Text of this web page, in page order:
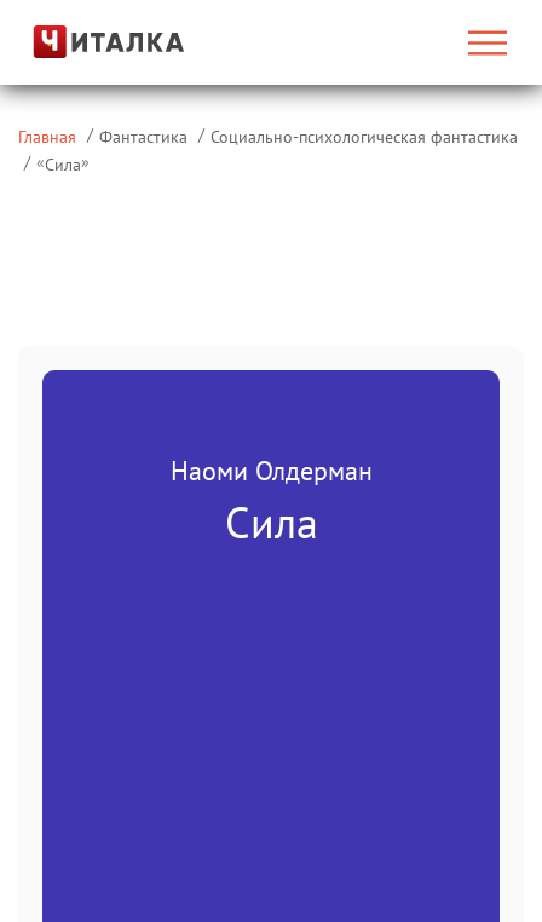
Главная Фантастика
Социально-психологическая фантастика
«Сила»
Наоми Олдерман
Сила